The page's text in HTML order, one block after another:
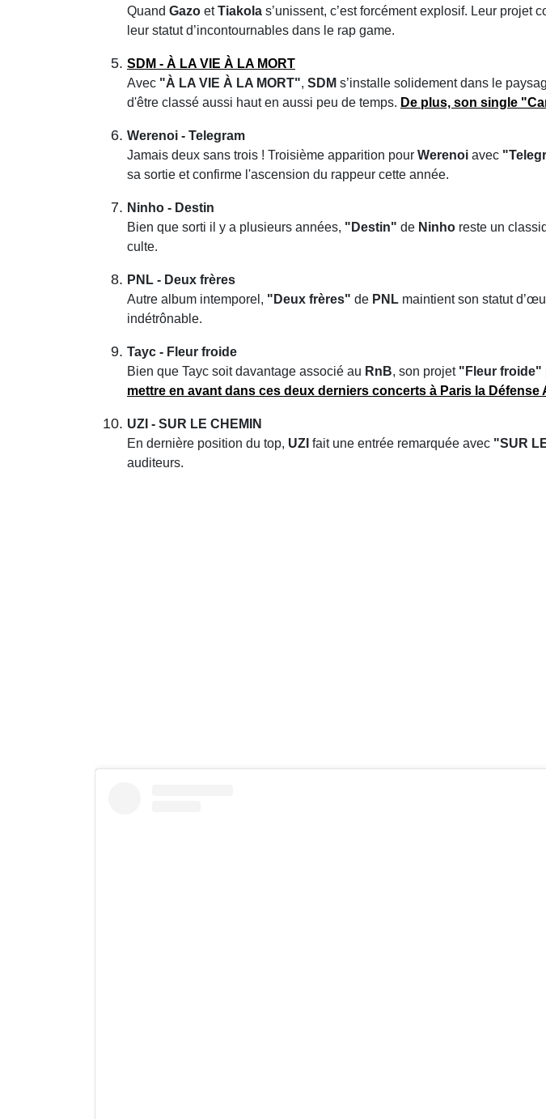
Quand Gazo etTiakola s’unissent, c’est forcément explosif. Leur projet
leur statut d’incontournables dans le rap game.
SDM - À LA VIE À LA MORT
Avec "À LA VIE À LA MORT", SDM s’installe solidement dans le
d'être classé aussi haut en aussi peu de temps. De plus, son single
Werenoi - Telegram
Jamais deux sans trois ! Troisième apparition pour Werenoi avec
sa sortie et confirme l'ascension du rappeur cette année.
Ninho - Destin
Bien que sorti il y a plusieurs années, "Destin" de Ninho reste un
culte.
PNL - Deux frères
Autre album intemporel, "Deux frères" de PNL maintient son statut
indétrônable.
Tayc - Fleur froide
Bien que Tayc soit davantage associé au RnB, son projet "Fleur froide"
mettre en avant dans ces deux derniers concerts à Paris la Défense
UZI - SUR LE CHEMIN
En dernière position du top, UZI fait une entrée remarquée avec "SUR
auditeurs.